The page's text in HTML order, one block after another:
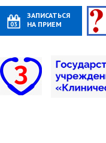
ЗАПИСАТЬСЯ
НА ПРИЕМ